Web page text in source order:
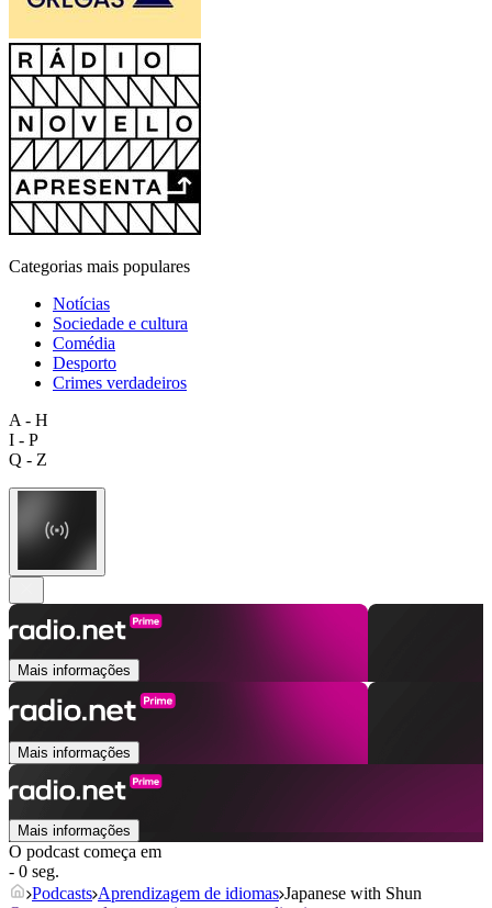
Categorias mais populares
Notícias
Sociedade e cultura
Comédia
Desporto
Crimes verdadeiros
A - H
I - P
Q - Z
Mais informações
Mais informações
Mais informações
O podcast começa em
- 0 seg.
Podcasts Aprendizagem de idiomas Japanese with Shun